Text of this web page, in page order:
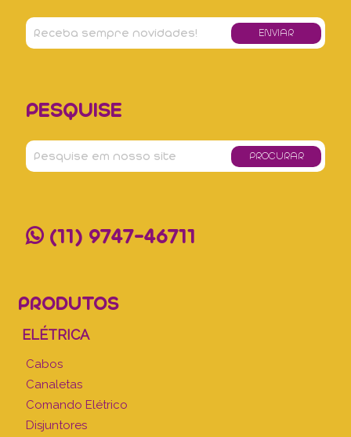
PESQUISE
(11) 9747-46711
PRODUTOS
ELÉTRICA
Cabos
Canaletas
Comando Elétrico
Disjuntores